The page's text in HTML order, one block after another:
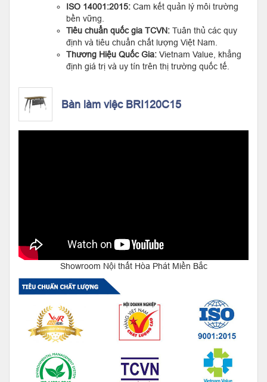
ISO 14001:2015: Cam kết quản lý môi trường
bền vững.
Tiêu chuẩn quốc gia TCVN: Tuân thủ các quy
định và tiêu chuẩn chất lượng Việt Nam.
Thương Hiệu Quốc Gia: Vietnam Value, khẳng
định giá trị và uy tín trên thị trường quốc tế.
Bàn làm việc BRI120C15
Showroom Nội thất Hòa Phát Miền Bắc